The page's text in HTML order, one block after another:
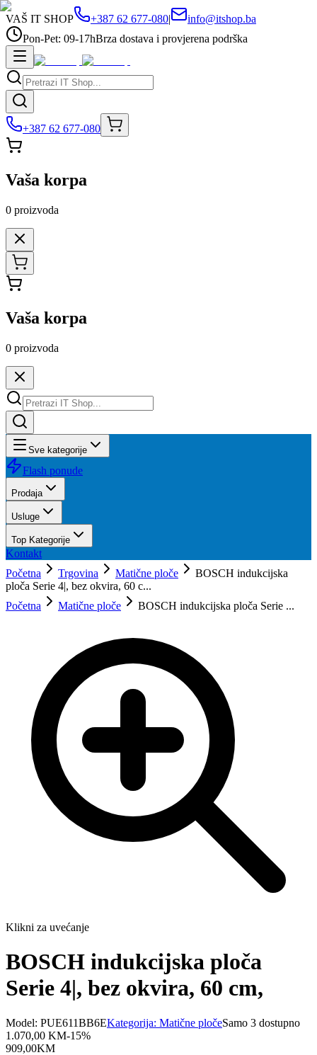
VAŠ IT SHOP +387 62 677-080|
info@itshop.ba
Pon-Pet: 09-17hBrza dostava i provjerena podrška
+387 62 677-080
Vaša korpa
0 proizvoda
Vaša korpa
0 proizvoda
Sve kategorije
Flash ponude
Prodaja
Usluge
Top Kategorije
Kontakt
Početna
Trgovina Matične ploče
BOSCH indukcijska
ploča Serie 4|, bez okvira, 60 c...
Početna
Matične ploče BOSCH indukcijska ploča Serie ...
Klikni za uvećanje
BOSCH indukcijska ploča
Serie 4|, bez okvira, 60 cm,
Model: PUE611BB6EKategorija: Matične pločeSamo 3 dostupno
1.070,00 KM-15%
909,00KM